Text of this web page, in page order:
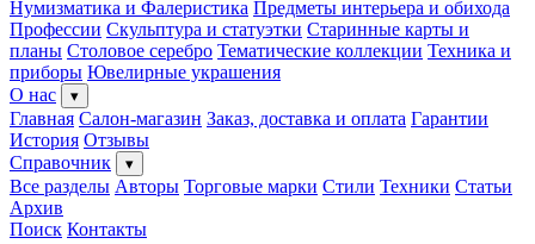
Нумизматика и Фалеристика Предметы интерьера и обихода
Профессии Скульптура и статуэтки Старинные карты и
планы Столовое серебро Тематические коллекции Техника и
приборы Ювелирные украшения
О нас
▾
Главная Салон-магазин Заказ, доставка и оплата Гарантии
История Отзывы
Справочник
▾
Все разделы Авторы Торговые марки Стили Техники Статьи
Архив
Поиск Контакты